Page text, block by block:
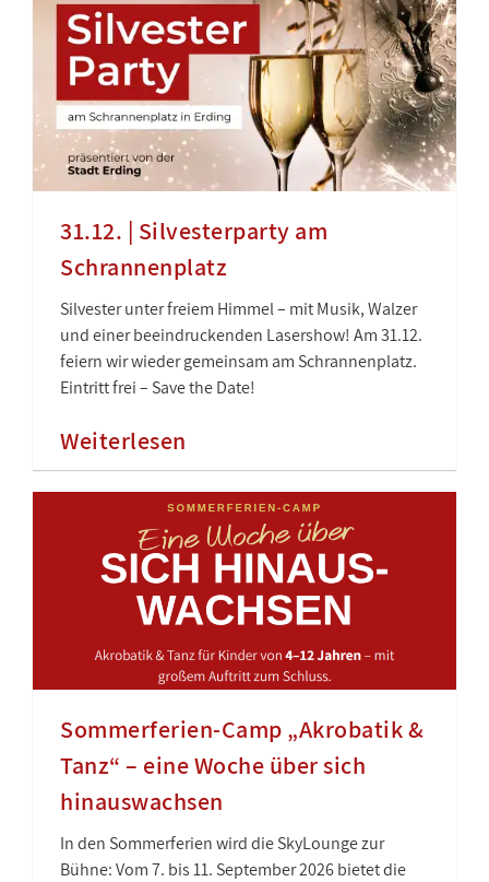
31.12. | Silvesterparty am
Schrannenplatz
Silvester unter freiem Himmel – mit Musik, Walzer
und einer beeindruckenden Lasershow! Am 31.12.
feiern wir wieder gemeinsam am Schrannenplatz.
Eintritt frei – Save the Date!
Weiterlesen
Sommerferien-Camp „Akrobatik &
Tanz“ – eine Woche über sich
hinauswachsen
In den Sommerferien wird die SkyLounge zur
Bühne: Vom 7. bis 11. September 2026 bietet die